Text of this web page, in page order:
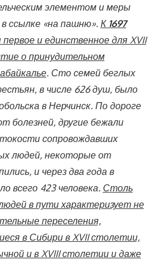
элементом и меры
ссылке «на пашню». К 1697
и единственное для XVII
о принудительном
. Сто семей беглых
в числе 626 душ, было
в Нерчинск. По дороге
болезней, другие бежали
сопровождавших
людей, некоторые от
и через два года в
всего 423 человека. Столь
в пути характеризует не
переселения,
в Сибири в XVII столетии,
и в XVIII столетии и даже